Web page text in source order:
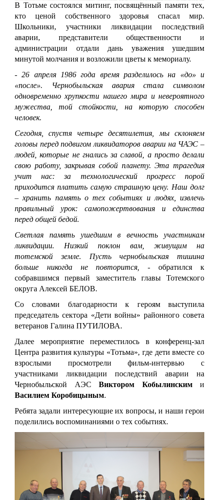
В Тотьме состоялся митинг, посвящённый памяти тех,
кто ценой собственного здоровья спасал мир.
Школьники, участники ликвидации последствий
аварии, представители общественности и
администрации отдали дань уважения ушедшим
минутой молчания и возложили цветы к мемориалу.
- 26 апреля 1986 года время разделилось на «до» и
«после». Чернобыльская авария стала символом
одновременно хрупкости нашего мира и невероятного
мужества, той стойкости, на которую способен
человек.
Сегодня, спустя четыре десятилетия, мы склоняем
головы перед подвигом ликвидаторов аварии на ЧАЭС –
людей, которые не гнались за славой, а просто делали
свою работу, закрывая собой планету. Эта трагедия
учит нас: за технологический прогресс порой
приходится платить самую страшную цену. Наш долг
– хранить память о тех событиях и людях, извлечь
правильный урок: самопожертвования и единства
перед общей бедой.
Светлая память ушедшим в вечность участникам
ликвидации. Низкий поклон вам, живущим на
тотемской земле. Пусть чернобыльская тишина
больше никогда не повторится,
- обратился к
собравшимся первый заместитель главы Тотемского
округа Алексей БЕЛОВ.
Со словами благодарности к героям выступила
председатель сектора «Дети войны» районного совета
ветеранов Галина ПУТИЛОВА.
Далее мероприятие переместилось в конференц-зал
Центра развития культуры «Тотьма», где дети вместе со
взрослыми просмотрели фильм-интервью с
участниками ликвидации последствий аварии на
Чернобыльской АЭС Виктором Кобылинскими
Василием Коробицыным.
Ребята задали интересующие их вопросы, и наши герои
поделились воспоминаниями о тех событиях.